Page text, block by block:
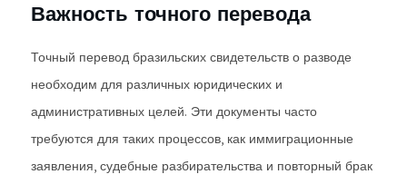
Важность точного перевода
Точный перевод бразильских свидетельств о разводе
необходим для различных юридических и
административных целей. Эти документы часто
требуются для таких процессов, как иммиграционные
заявления, судебные разбирательства и повторный брак